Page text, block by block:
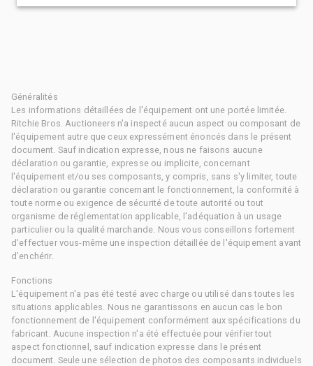
Généralités
Les informations détaillées de l'équipement ont une portée limitée.
Ritchie Bros. Auctioneers n'a inspecté aucun aspect ou composant de
l'équipement autre que ceux expressément énoncés dans le présent
document. Sauf indication expresse, nous ne faisons aucune
déclaration ou garantie, expresse ou implicite, concernant
l'équipement et/ou ses composants, y compris, sans s'y limiter, toute
déclaration ou garantie concernant le fonctionnement, la conformité à
toute norme ou exigence de sécurité de toute autorité ou tout
organisme de réglementation applicable, l'adéquation à un usage
particulier ou la qualité marchande. Nous vous conseillons fortement
d'effectuer vous-même une inspection détaillée de l'équipement avant
d'enchérir.
Fonctions
L'équipement n'a pas été testé avec charge ou utilisé dans toutes les
situations applicables. Nous ne garantissons en aucun cas le bon
fonctionnement de l'équipement conformément aux spécifications du
fabricant. Aucune inspection n'a été effectuée pour vérifier tout
aspect fonctionnel, sauf indication expresse dans le présent
document. Seule une sélection de photos des composants individuels